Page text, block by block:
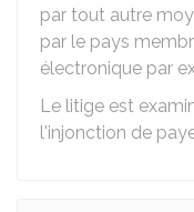
par tout autre
par le pays
électronique par
Le litige est
l'injonction de